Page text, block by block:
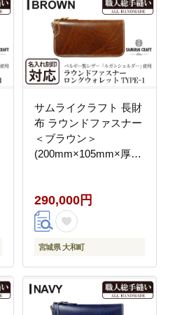
サムライクラフト 長財
布 ラウンドファスナー
＜ブラウン＞
(200mm×105mm×厚み
サイフ 名入れ ギフト
ルガトショルダー 本格
シンプル ファッション
日本製 手縫い ハンドメ
式会社Stand Field】
ta273-brown
290,000円
宮城県 大和町